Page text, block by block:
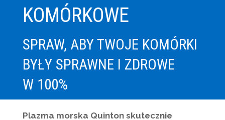
KOMÓRKOWE
SPRAW, ABY TWOJE KOMÓRKI
BYŁY SPRAWNE I ZDROWE
W 100%
Plazma morska Quinton skutecznie